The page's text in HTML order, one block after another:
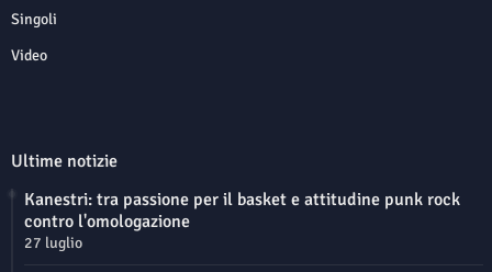
Singoli
Video
Ultime notizie
Kanestri: tra passione per il basket e attitudine punk rock
contro l'omologazione
27 luglio